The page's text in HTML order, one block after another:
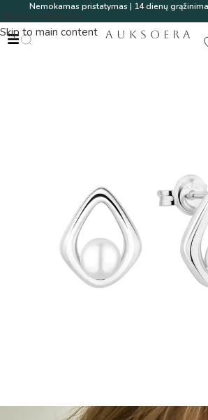
Skip to navigation
Skip to main content
Nemokamas pristatymas | 14 dienų
AUKSOERA